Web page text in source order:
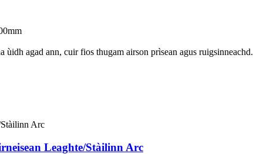
ùidh agad ann, cuir fios thugam airson prìsean agus ruigsinneachd.
Leaghte/Stàilinn Arc